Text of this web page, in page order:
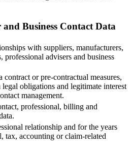
Business Contact Data
with suppliers, manufacturers,
professional advisers and business
contract or pre-contractual measures,
obligations and legitimate interest
management.
professional, billing and
relationship and for the years
tax, accounting or claim-related